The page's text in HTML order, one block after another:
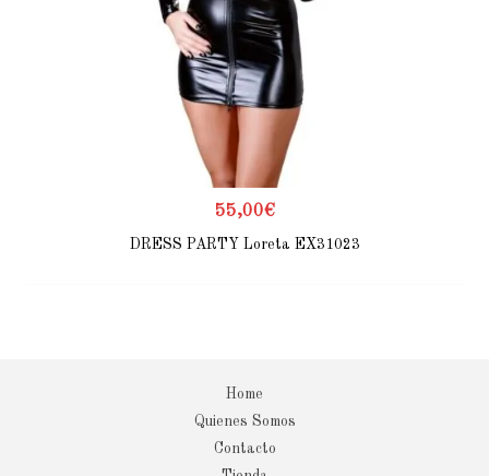
55,00€
DRESS PARTY Loreta EX31023
Home
Quienes Somos
Contacto